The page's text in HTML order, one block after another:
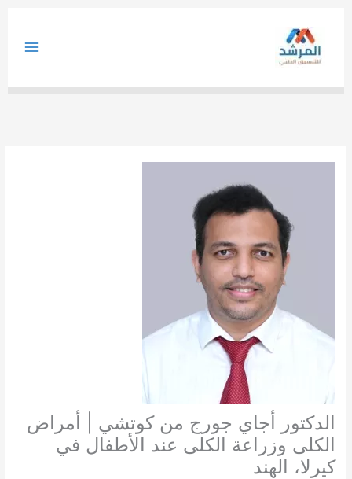
الدكتور أجاي جورج من كوتشي | أمراض
الكلى وزراعة الكلى عند الأطفال في
كيرلا، الهند